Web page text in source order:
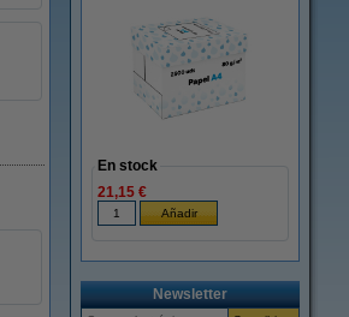
En stock
21,15 €
Newsletter